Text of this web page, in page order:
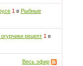
1 вРыбные
рецепт 1 в
Весь эфир